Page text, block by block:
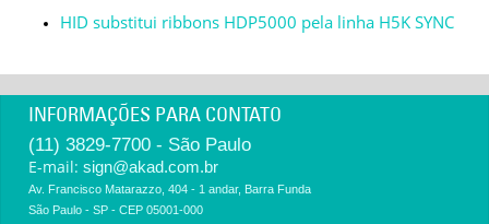
FaleHID substitui ribbons HDP5000 pela linha H5K SYNC
INFORMAÇÕES PARA CONTATO
(11) 3829-7700 - São Paulo
E-mail: sign@akad.com.br
Av. Francisco Matarazzo, 404 - 1 andar, Barra Funda
São Paulo - SP - CEP 05001-000